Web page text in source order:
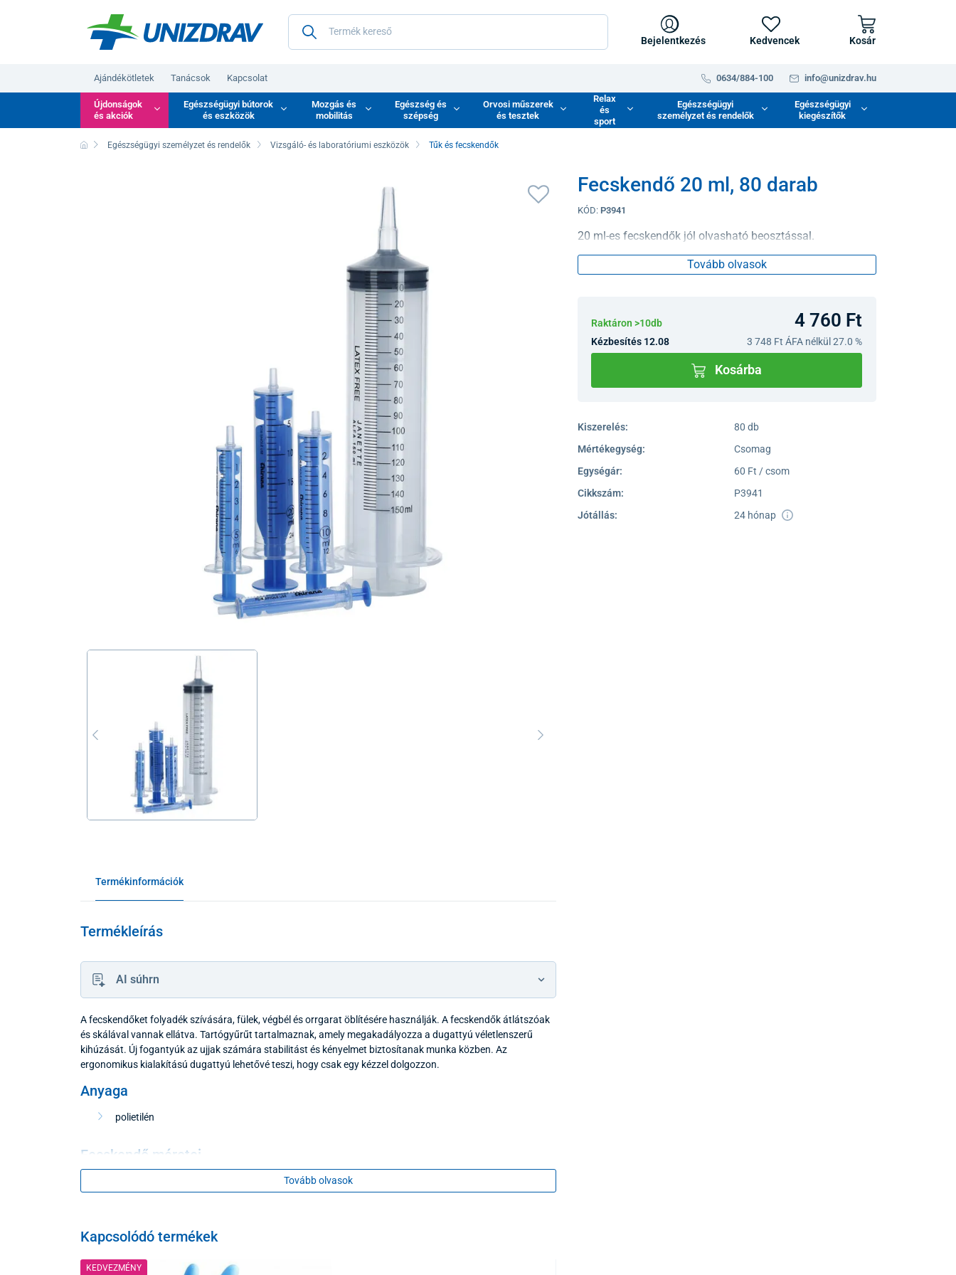
Bejelentkezés Kedvencek Kosár
Ajándékötletek Tanácsok Kapcsolat 0634/884-100 info@unizdrav.hu
Újdonságok
és akciók
Egészségügyi bútorok
és eszközök
Mozgás és
mobilitás
Egészség és
szépség
Orvosi műszerek
és tesztek
Relax
és
sport
Egészségügyi
személyzet és rendelők
Egészségügyi
kiegészítők
Egészségügyi személyzet és rendelők Vizsgáló- és laboratóriumi eszközök Tűk és fecskendők
Fecskendő 20 ml, 80 darab
KÓD: P3941
20 ml-es fecskendők jól olvasható beosztással.
Tovább olvasok
Raktáron >10db 4 760 Ft
Kézbesítés 12.08 3 748 Ft ÁFA nélkül 27.0 %
Kosárba
Kiszerelés:
80 db
Mértékegység:
Csomag
Egységár:
60 Ft / csom
Cikkszám:
P3941
Jótállás:
24 hónap
Termékinformációk
Termékleírás
AI súhrn
A fecskendőket folyadék szívására, fülek, végbél és orrgarat öblítésére használják. A fecskendők átlátszóak
és skálával vannak ellátva. Tartógyűrűt tartalmaznak, amely megakadályozza a dugattyú véletlenszerű
kihúzását. Új fogantyúk az ujjak számára stabilitást és kényelmet biztosítanak munka közben. Az
ergonomikus kialakítású dugattyú lehetővé teszi, hogy csak egy kézzel dolgozzon.
Anyaga
polietilén
Fecskendő méretei
Színváltozat az aktuális raktárállapot alapján.
Tovább olvasok
Kapcsolódó termékek
KEDVEZMÉNY